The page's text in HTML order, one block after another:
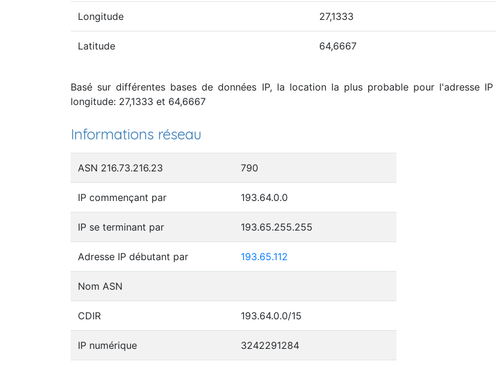
Longitude 27,1333
Latitude 64,6667
Basé sur différentes bases de données IP, la location la plus probable pour l'adresse IP
longitude: 27,1333 et 64,6667
Informations réseau
ASN 216.73.216.23 790
IP commençant par 193.64.0.0
IP se terminant par 193.65.255.255
Adresse IP débutant par 193.65.112
Nom ASN
CDIR 193.64.0.0/15
IP numérique 3242291284